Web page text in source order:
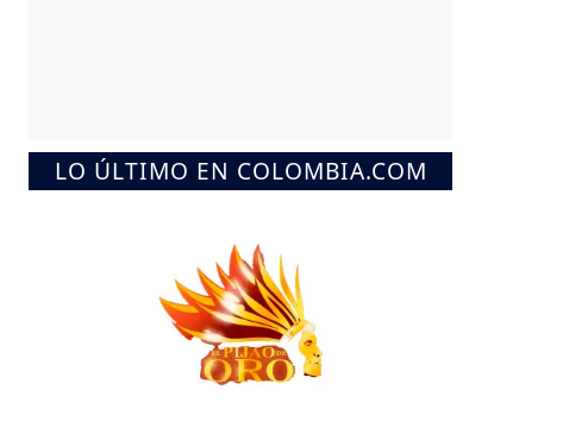
LO ÚLTIMO EN COLOMBIA.COM